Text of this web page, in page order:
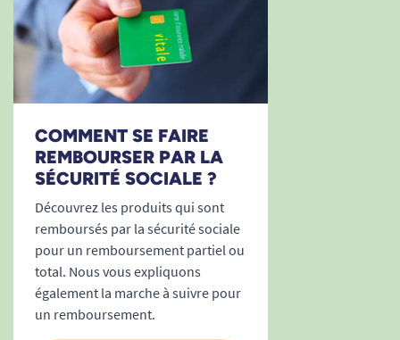
COMMENT SE FAIRE
REMBOURSER PAR LA
SÉCURITÉ SOCIALE ?
Découvrez les produits qui sont
remboursés par la sécurité sociale
pour un remboursement partiel ou
total. Nous vous expliquons
également la marche à suivre pour
un remboursement.